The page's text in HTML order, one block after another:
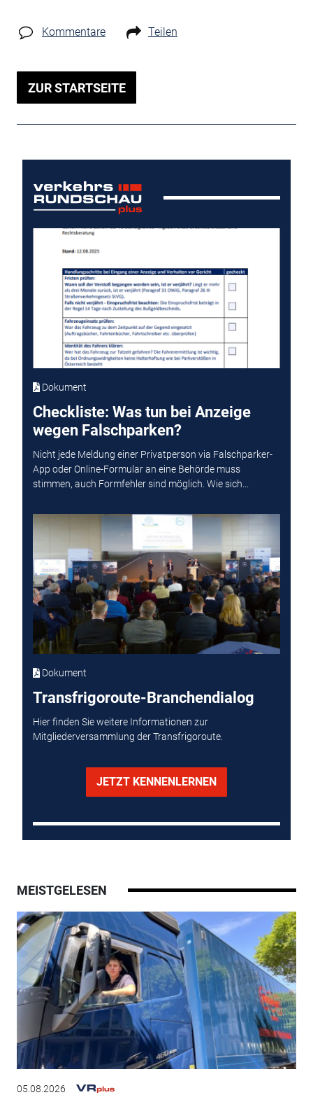
Kommentare Teilen
ZUR STARTSEITE
Dokument
Checkliste: Was tun bei Anzeige
wegen Falschparken?
Nicht jede Meldung einer Privatperson via Falschparker-
App oder Online-Formular an eine Behörde muss
stimmen, auch Formfehler sind möglich. Wie sich...
Dokument
Transfrigoroute-Branchendialog
Hier finden Sie weitere Informationen zur
Mitgliederversammlung der Transfrigoroute.
JETZT KENNENLERNEN
MEISTGELESEN
05.08.2026